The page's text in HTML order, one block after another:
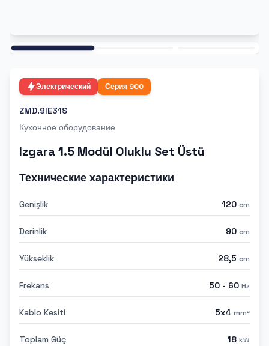
Электрический Серия 900
ZMD.9IE31S
Кухонное оборудование
Izgara 1.5 Modül Oluklu Set Üstü
Технические характеристики
Genişlik 120 cm
Derinlik 90 cm
Yükseklik 28,5 cm
Frekans 50 - 60 Hz
Kablo Kesiti 5x4 mm²
Toplam Güç 18 kW